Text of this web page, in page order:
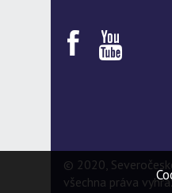
© 2020,
všechna práva